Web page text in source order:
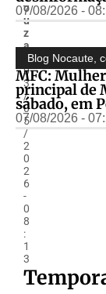
o
u
z
a
0
3
/
0
5
/
2
0
2
6
-
0
8
:
1
3
07/08/2026 -
Blog Nocaute,
MFC:
principal de
sábado, em
07/08/2026 -